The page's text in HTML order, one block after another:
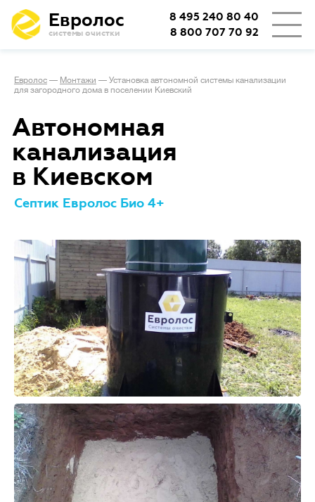
Евролос
системы очистки
8 495 240 80 40
8 800 707 70 92
Евролос — Монтажи — Установка автономной системы канализации
для загородного дома в поселении Киевский
Автономная
канализация
в Киевском
Септик Евролос Био 4+